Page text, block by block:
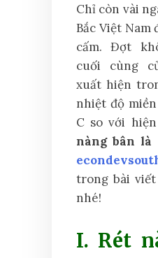
Chỉ còn vài
Bắc Việt Nam
cấm. Đợt
cuối cùng
xuất hiện
nhiệt độ
C so với hiện
nàng bân là
trong bài
nhé!
I. Rét